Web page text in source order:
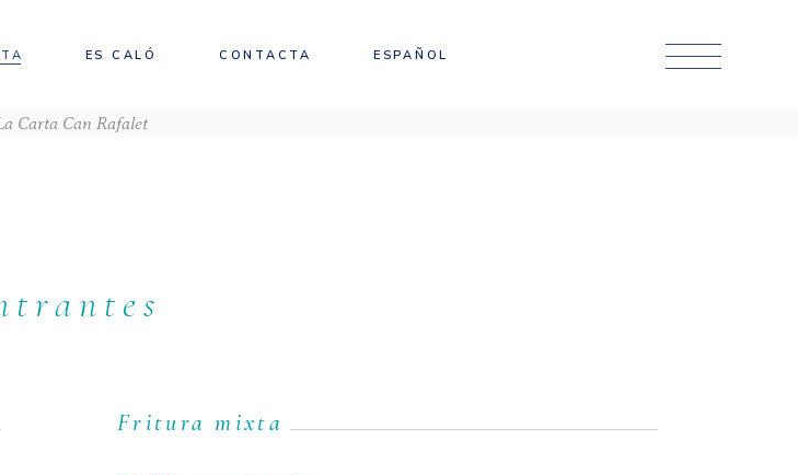
ES CALÓ CONTACTA ESPAÑOL
Fritura mixta